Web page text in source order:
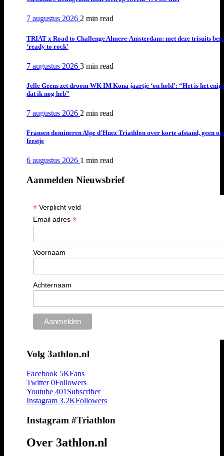
7 augustus 2026 2 min read
TRIAT x Road to Challenge Almere-Amsterdam: met deze trisuits ben
‘ready to rock’
7 augustus 2026 3 min read
Jelle Geens zet droom WK IM Kona jaartje ‘on hold’: “Het is het
dat ik nog heb”
7 augustus 2026 2 min read
Fransen domineren Alpe d’Huez Triathlon over korte afstand, geen
feestje
6 augustus 2026 1 min read
Aanmelden Nieuwsbrief
*Verplicht veld
Email adres *
Voornaam
Achternaam
Volg 3athlon.nl
Facebook 5KFans
Twitter 0Followers
Youtube 401 Subscriber
Instagram 3.2KFollowers
Instagram #Triathlon
Over 3athlon.nl